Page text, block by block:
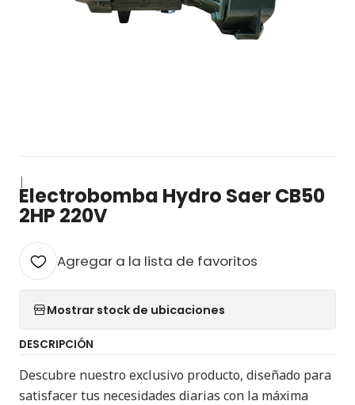
|
Electrobomba Hydro Saer CB50
2HP 220V
Agregar a la lista de favoritos
Mostrar stock de ubicaciones
DESCRIPCIÓN
Descubre nuestro exclusivo producto, diseñado para
satisfacer tus necesidades diarias con la máxima